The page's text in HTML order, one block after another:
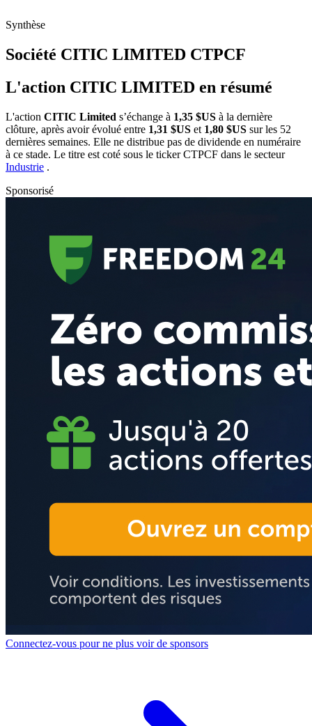
Synthèse
Société CITIC LIMITED CTPCF
L'action CITIC LIMITED en résumé
L'action CITIC Limited s’échange à 1,35 $US à la dernière
clôture, après avoir évolué entre 1,31 $US et 1,80 $US sur les 52
dernières semaines. Elle ne distribue pas de dividende en numéraire
à ce stade. Le titre est coté sous le tickerCTPCF dans le secteur
Industrie .
Sponsorisé
Connectez-vous pour ne plus voir de sponsors